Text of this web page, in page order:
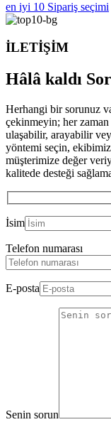
en iyi 10 Sipariş seçimi
İLETİŞİM
Hâlâ kaldı
Herhangi bir sorunuz
çekinmeyin; her zaman
ulaşabilir, arayabilir
yöntemi seçin, ekibimiz
müşterimize değer
kalitede desteği
İsim
Telefon numarası
E-posta
Senin sorun